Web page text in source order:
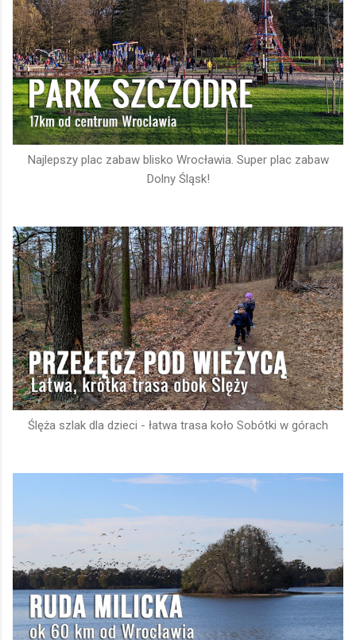
Najlepszy plac zabaw blisko Wrocławia. Super plac zabaw
Dolny Śląsk!
Ślęża szlak dla dzieci - łatwa trasa koło Sobótki w górach